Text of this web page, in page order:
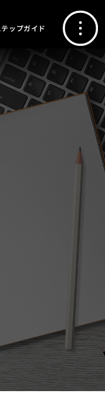
ップガイド